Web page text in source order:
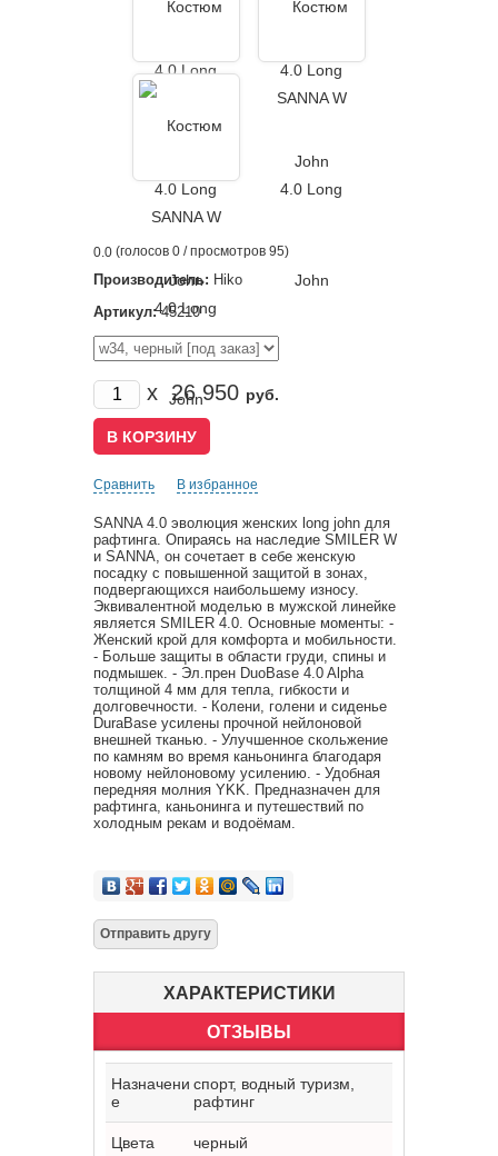
0.0 (голосов 0 / просмотров 95)
Производитель: Hiko
Артикул:45210
x 26 950 руб.
Сравнить В избранное
SANNA 4.0 эволюция женских long john для
рафтинга. Опираясь на наследие SMILER W
и SANNA, он сочетает в себе женскую
посадку с повышенной защитой в зонах,
подвергающихся наибольшему износу.
Эквивалентной моделью в мужской линейке
является SMILER 4.0. Основные моменты: -
Женский крой для комфорта и мобильности.
- Больше защиты в области груди, спины и
подмышек. - Эл.прен DuoBase 4.0 Alpha
толщиной 4 мм для тепла, гибкости и
долговечности. - Колени, голени и сиденье
DuraBase усилены прочной нейлоновой
внешней тканью. - Улучшенное скольжение
по камням во время каньонинга благодаря
новому нейлоновому усилению. - Удобная
передняя молния YKK. Предназначен для
рафтинга, каньонинга и путешествий по
холодным рекам и водоёмам.
ХАРАКТЕРИСТИКИ
ОТЗЫВЫ
Назначени
е
спорт, водный туризм,
рафтинг
Цвета черный